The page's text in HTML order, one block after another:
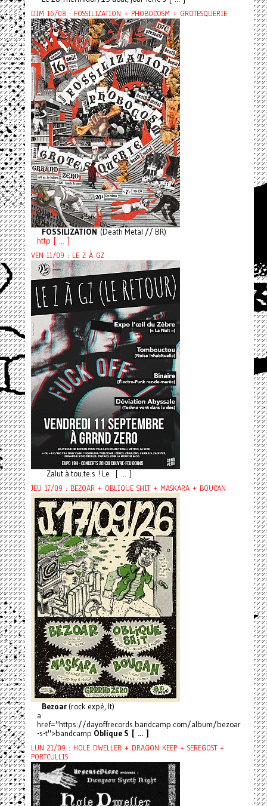
DIM 16/08 : FOSSILIZATION + PHOBOCOSM + GROTESQUERIE
FOSSILIZATION (Death Metal // BR)
http [ ... ]
VEN 11/09 : LE Z À GZ
Zalut à tou.te.s ! Le [ ... ]
JEU 17/09 : BEZOAR + OBLIQUE SHIT + MASKARA + BOUCAN
Bezoar(rock expé, It)
a
href="https://dayoffrecords.bandcamp.com/album/bezoar
-s-t">bandcamp Oblique S [ ... ]
LUN 21/09 : HOLE DWELLER + DRAGON KEEP + SEREGOST +
PORTCULLIS